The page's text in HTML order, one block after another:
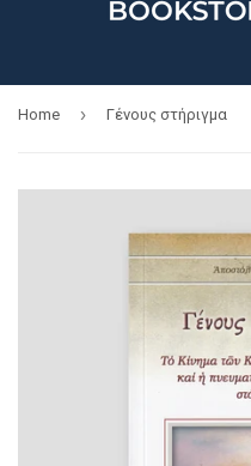
Home › Γένους στήριγμα